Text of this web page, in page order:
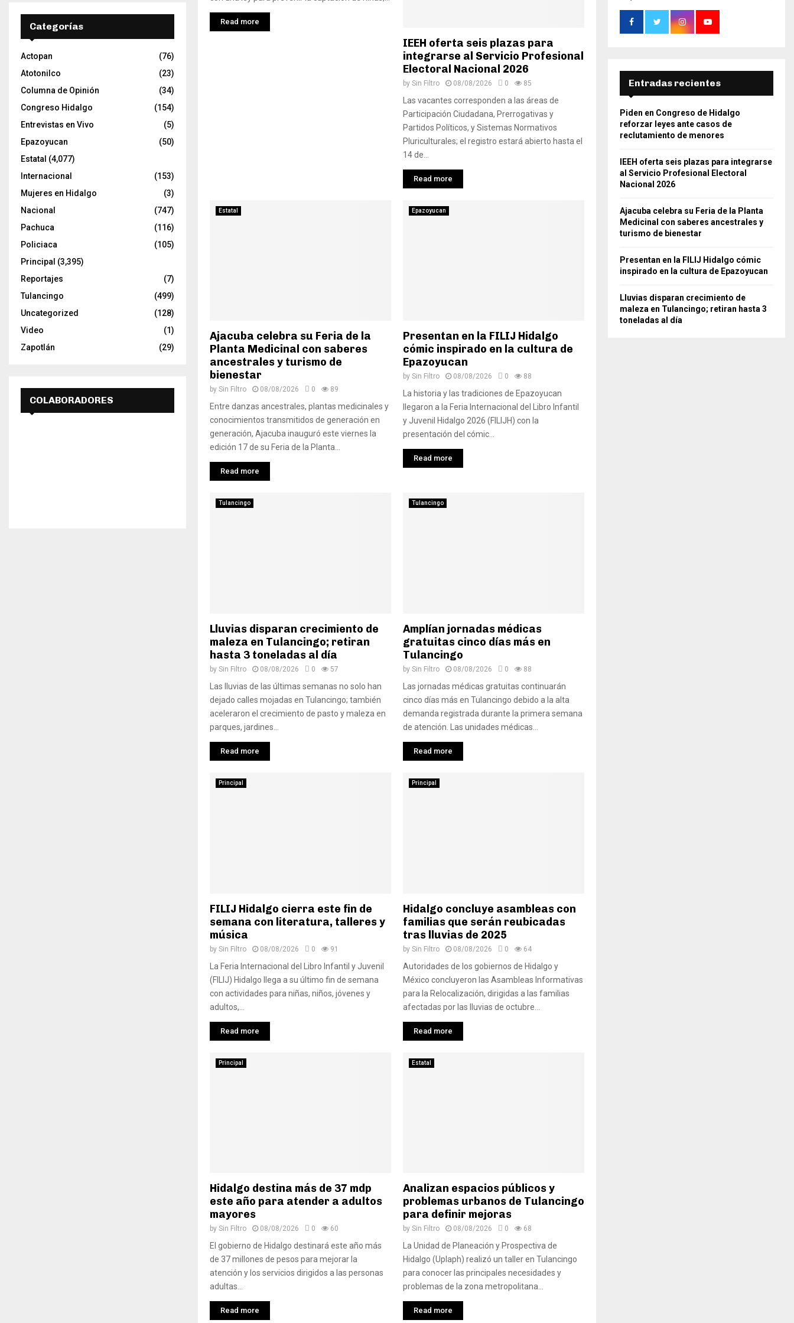
Read more
IEEH oferta seis plazas para
integrarse al Servicio Profesional
Electoral Nacional 2026
by Sin Filtro 08/08/2026 0 85
Las vacantes corresponden a las áreas de
Participación Ciudadana, Prerrogativas y
Partidos Políticos, y Sistemas Normativos
Pluriculturales; el registro estará abierto hasta el
14 de...
Read more
Estatal
Ajacuba celebra su Feria de la
Planta Medicinal con saberes
ancestrales y turismo de
bienestar
by Sin Filtro 08/08/2026 0 89
Entre danzas ancestrales, plantas medicinales y
conocimientos transmitidos de generación en
generación, Ajacuba inauguró este viernes la
edición 17 de su Feria de la Planta...
Read more
Epazoyucan
Presentan en la FILIJ Hidalgo
cómic inspirado en la cultura de
Epazoyucan
by Sin Filtro 08/08/2026 0 88
La historia y las tradiciones de Epazoyucan
llegaron a la Feria Internacional del Libro Infantil
y Juvenil Hidalgo 2026 (FILIJH) con la
presentación del cómic...
Read more
Tulancingo
Lluvias disparan crecimiento de
maleza en Tulancingo; retiran
hasta 3 toneladas al día
by Sin Filtro 08/08/2026 0 57
Las lluvias de las últimas semanas no solo han
dejado calles mojadas en Tulancingo; también
aceleraron el crecimiento de pasto y maleza en
parques, jardines...
Read more
Tulancingo
Amplían jornadas médicas
gratuitas cinco días más en
Tulancingo
by Sin Filtro 08/08/2026 0 88
Las jornadas médicas gratuitas continuarán
cinco días más en Tulancingo debido a la alta
demanda registrada durante la primera semana
de atención. Las unidades médicas...
Read more
Principal
FILIJ Hidalgo cierra este fin de
semana con literatura, talleres y
música
by Sin Filtro 08/08/2026 0 91
La Feria Internacional del Libro Infantil y Juvenil
(FILIJ) Hidalgo llega a su último fin de semana
con actividades para niñas, niños, jóvenes y
adultos,...
Read more
Principal
Hidalgo concluye asambleas con
familias que serán reubicadas
tras lluvias de 2025
by Sin Filtro 08/08/2026 0 64
Autoridades de los gobiernos de Hidalgo y
México concluyeron las Asambleas Informativas
para la Relocalización, dirigidas a las familias
afectadas por las lluvias de octubre...
Read more
Principal
Hidalgo destina más de 37 mdp
este año para atender a adultos
mayores
by Sin Filtro 08/08/2026 0 60
El gobierno de Hidalgo destinará este año más
de 37 millones de pesos para mejorar la
atención y los servicios dirigidos a las personas
adultas...
Read more
Estatal
Analizan espacios públicos y
problemas urbanos de Tulancingo
para definir mejoras
by Sin Filtro 08/08/2026 0 68
La Unidad de Planeación y Prospectiva de
Hidalgo (Uplaph) realizó un taller en Tulancingo
para conocer las principales necesidades y
problemas de la zona metropolitana...
Read more
Categorías
Actopan
(76)
Atotonilco
(23)
Columna de Opinión
(34)
Congreso Hidalgo
(154)
Entrevistas en Vivo
(5)
Epazoyucan
(50)
Estatal (4,077)
Internacional
(153)
Mujeres en Hidalgo
(3)
Nacional
(747)
Pachuca
(116)
Policiaca
(105)
Principal (3,395)
Reportajes
(7)
Tulancingo
(499)
Uncategorized
(128)
Video
(1)
Zapotlán
(29)
COLABORADORES
Entradas recientes
Piden en Congreso de Hidalgo
reforzar leyes ante casos de
reclutamiento de menores
IEEH oferta seis plazas para integrarse
al Servicio Profesional Electoral
Nacional 2026
Ajacuba celebra su Feria de la Planta
Medicinal con saberes ancestrales y
turismo de bienestar
Presentan en la FILIJ Hidalgo cómic
inspirado en la cultura de Epazoyucan
Lluvias disparan crecimiento de
maleza en Tulancingo; retiran hasta 3
toneladas al día